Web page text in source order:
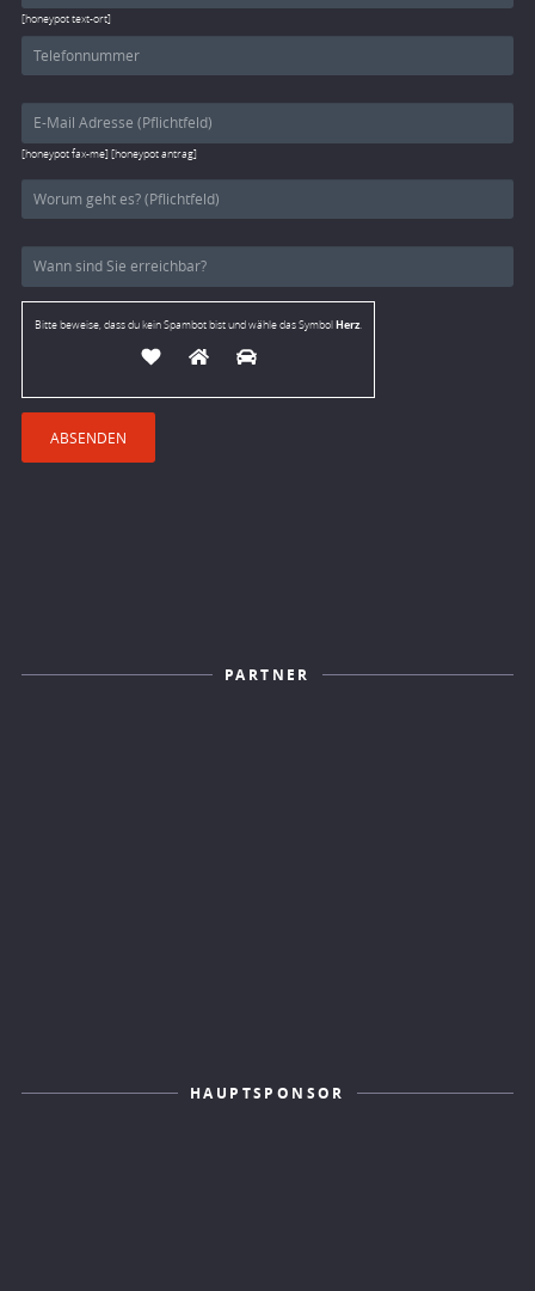
[honeypot text-ort]
[honeypot fax-me] [honeypot antrag]
Bitte beweise, dass du kein Spambot bist und wähle das SymbolHerz.
PARTNER
HAUPTSPONSOR